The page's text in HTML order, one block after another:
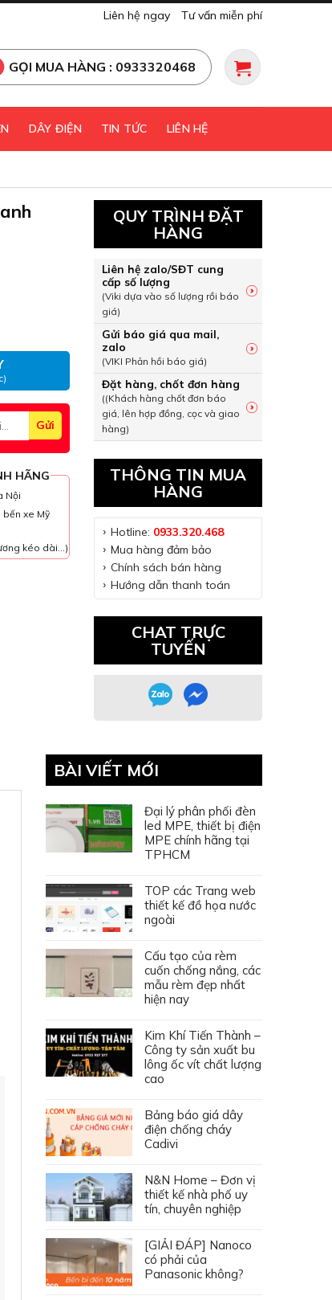
Liên hệ ngay Tư vấn miễn phí
GỌI MUA HÀNG : 0933320468
DÂY ĐIỆN TIN TỨC LIÊN HỆ
màu xám Panasonic WEV1081H số lượng
HÃNG
Nội
bến xe Mỹ
kéo dài...)
QUY TRÌNH ĐẶT
HÀNG
Liên hệ zalo/SĐT cung
cấp số lượng
(Viki dựa vào số lượng rồi báo
giá)
Gửi báo giá qua mail,
zalo
(VIKI Phản hồi báo giá)
Đặt hàng, chốt đơn hàng
((Khách hàng chốt đơn báo
giá, lên hợp đồng, cọc và giao
hàng)
THÔNG TIN MUA
HÀNG
Hotline: 0933.320.468
Mua hàng đảm bảo
Chính sách bán hàng
Hướng dẫn thanh toán
CHAT TRỰC
TUYẾN
BÀI VIẾT MỚI
Đại lý phân phối đèn
led MPE, thiết bị điện
MPE chính hãng tại
TPHCM
TOP các Trang web
thiết kế đồ họa nước
ngoài
Cấu tạo của rèm
cuốn chống nắng, các
mẫu rèm đẹp nhất
hiện nay
Kim Khí Tiến Thành –
Công ty sản xuất bu
lông ốc vít chất lượng
cao
Bảng báo giá dây
điện chống cháy
Cadivi
N&N Home – Đơn vị
thiết kế nhà phố uy
tín, chuyên nghiệp
[GIẢI ĐÁP] Nanoco
có phải của
Panasonic không?